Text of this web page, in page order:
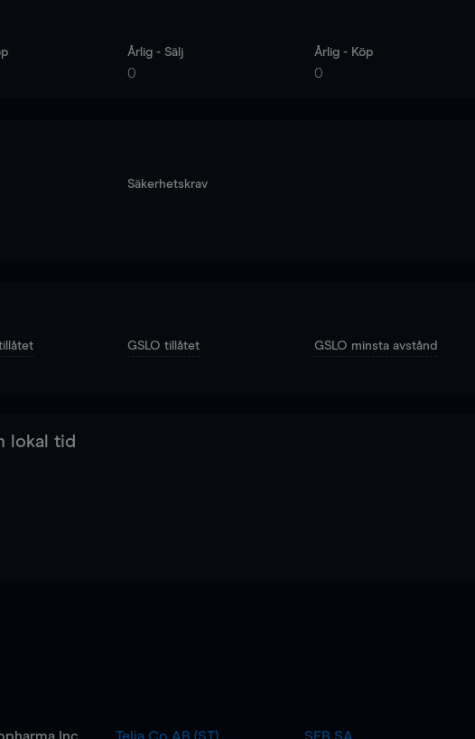
Årlig - Sälj
0
Årlig - Köp
0
Säkerhetskrav
GSLO tillåtet GSLO minsta avstånd
lokal tid